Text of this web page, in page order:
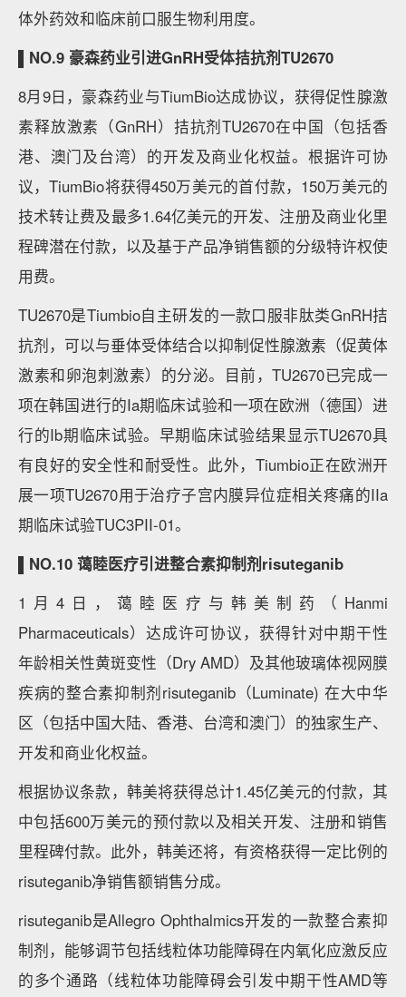
体外药效和临床前口服生物利用度。
▌NO.9 豪森药业引进GnRH受体拮抗剂TU2670
8月9日，豪森药业与TiumBio达成协议，获得促性腺激
素释放激素（GnRH）拮抗剂TU2670在中国（包括香
港、澳门及台湾）的开发及商业化权益。根据许可协
议，TiumBio将获得450万美元的首付款，150万美元的
技术转让费及最多1.64亿美元的开发、注册及商业化里
程碑潜在付款，以及基于产品净销售额的分级特许权使
用费。
TU2670是Tiumbio自主研发的一款口服非肽类GnRH拮
抗剂，可以与垂体受体结合以抑制促性腺激素（促黄体
激素和卵泡刺激素）的分泌。目前，TU2670已完成一
项在韩国进行的Ia期临床试验和一项在欧洲（德国）进
行的Ib期临床试验。早期临床试验结果显示TU2670具
有良好的安全性和耐受性。此外，Tiumbio正在欧洲开
展一项TU2670用于治疗子宫内膜异位症相关疼痛的IIa
期临床试验TUC3PII-01。
▌NO.10 蔼睦医疗引进整合素抑制剂risuteganib
1月4日，蔼睦医疗与韩美制药（Hanmi
Pharmaceuticals）达成许可协议，获得针对中期干性
年龄相关性黄斑变性（Dry AMD）及其他玻璃体视网膜
疾病的整合素抑制剂risuteganib（Luminate) 在大中华
区（包括中国大陆、香港、台湾和澳门）的独家生产、
开发和商业化权益。
根据协议条款，韩美将获得总计1.45亿美元的付款，其
中包括600万美元的预付款以及相关开发、注册和销售
里程碑付款。此外，韩美还将，有资格获得一定比例的
risuteganib净销售额销售分成。
risuteganib是Allegro Ophthalmics开发的一款整合素抑
制剂，能够调节包括线粒体功能障碍在内氧化应激反应
的多个通路（线粒体功能障碍会引发中期干性AMD等